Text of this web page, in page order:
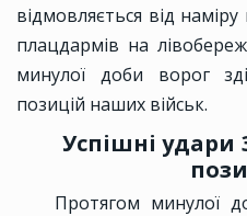
відмовляється від
плацдармів на
минулої доби ворог
позицій наших військ.
Успішні
Протягом минулої